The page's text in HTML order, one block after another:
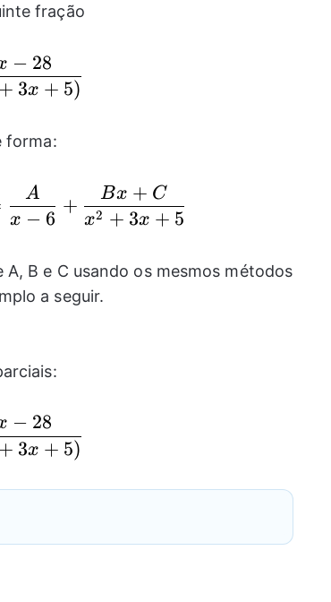
fração
28}{(x-6)(x^2+3x+5)}
+ 3x + 5)
− 28
forma:
\frac{7x^2+2x-28}{(x-
x − 6
A
+
x2 + 3x + 5
Bx + C
B e C usando os mesmos métodos
a seguir.
28}{(x-6)(x^2+3x+5)}
+ 3x + 5)
− 28